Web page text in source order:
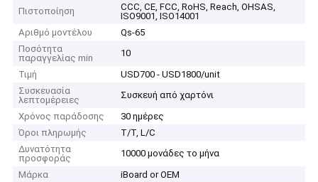
Πιστοποίηση
CCC, CE, FCC, RoHS, Reach, OHSAS,
ISO9001, ISO14001
Αριθμό μοντέλου
Qs-65
Ποσότητα
παραγγελίας min
10
Τιμή
USD700 - USD1800/unit
Συσκευασία
λεπτομέρειες
Συσκευή από χαρτόνι
Χρόνος παράδοσης
30 ημέρες
Όροι πληρωμής
T/T, L/C
Δυνατότητα
προσφοράς
10000 μονάδες το μήνα
Μάρκα
iBoard or OEM